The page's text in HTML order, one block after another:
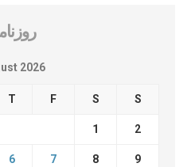
2026
T F S S
1 2
6 7 8 9